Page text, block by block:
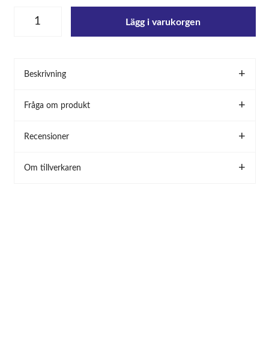
Lägg i varukorgen
Beskrivning
Fråga om produkt
Recensioner
Om tillverkaren